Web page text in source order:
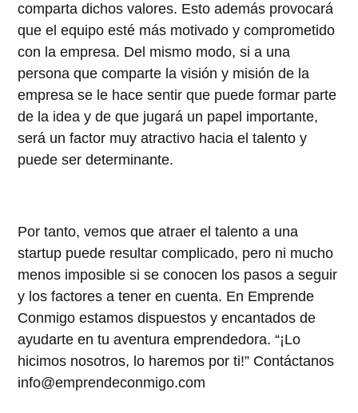
comparta dichos valores. Esto además provocará
que el equipo esté más motivado y comprometido
con la empresa. Del mismo modo, si a una
persona que comparte la visión y misión de la
empresa se le hace sentir que puede formar parte
de la idea y de que jugará un papel importante,
será un factor muy atractivo hacia el talento y
puede ser determinante.
Por tanto, vemos que atraer el talento a una
startup puede resultar complicado, pero ni mucho
menos imposible si se conocen los pasos a seguir
y los factores a tener en cuenta. En Emprende
Conmigo estamos dispuestos y encantados de
ayudarte en tu aventura emprendedora. “¡Lo
hicimos nosotros, lo haremos por ti!” Contáctanos
info@emprendeconmigo.com